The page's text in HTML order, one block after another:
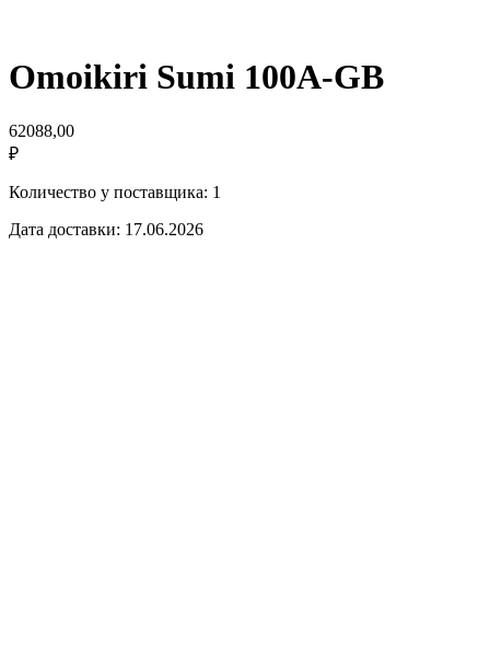
Omoikiri Sumi 100A-GB
62088,00
₽
Количество у поставщика: 1
Дата доставки: 17.06.2026